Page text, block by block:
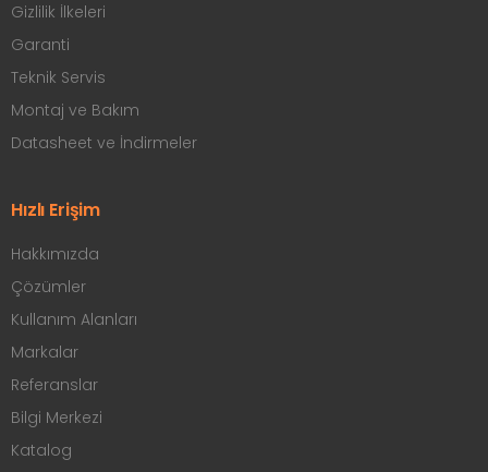
Gizlilik İlkeleri
Garanti
Teknik Servis
Montaj ve Bakım
Datasheet ve İndirmeler
Hızlı Erişim
Hakkımızda
Çözümler
Kullanım Alanları
Markalar
Referanslar
Bilgi Merkezi
Katalog